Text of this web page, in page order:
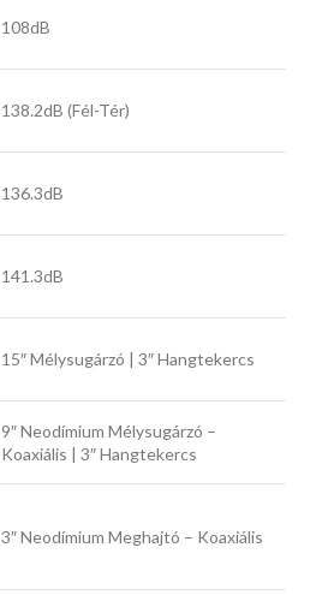
108dB
138.2dB (Fél-Tér)
136.3dB
141.3dB
15″ Mélysugárzó | 3″ Hangtekercs
9″ Neodímium Mélysugárzó –
Koaxiális | 3″ Hangtekercs
3″ Neodímium Meghajtó – Koaxiális